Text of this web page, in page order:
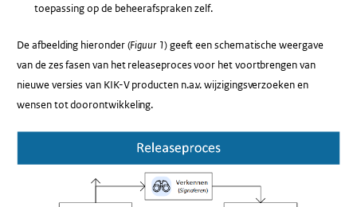
toepassing op de beheerafspraken zelf.
De afbeelding hieronder (Figuur 1) geeft een schematische weergave
van de zes fasen van het releaseproces voor het voortbrengen van
nieuwe versies van KIK-V producten n.a.v. wijzigingsverzoeken en
wensen tot doorontwikkeling.